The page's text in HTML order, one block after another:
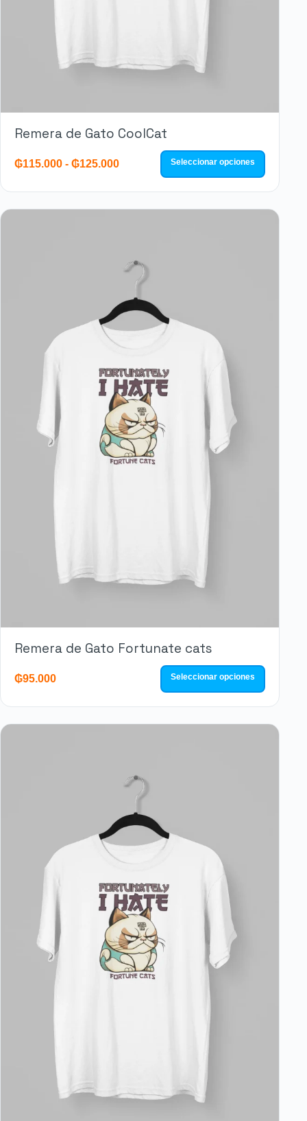
Remera de Gato CoolCat
₲115.000 - ₲125.000 Seleccionar opciones
Remera de Gato Fortunate cats
₲95.000 Seleccionar opciones